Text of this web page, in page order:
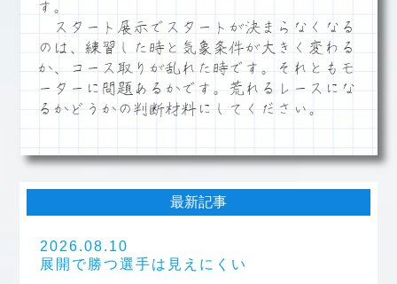
す。
スタート展示でスタートが決まらなくなる
のは、練習した時と気象条件が大きく変わる
か、コース取りが乱れた時です。それともモ
ーターに問題あるかです。荒れるレースにな
るかどうかの判断材料にしてください。
最新記事
2026.08.10
展開で勝つ選手は見えにくい